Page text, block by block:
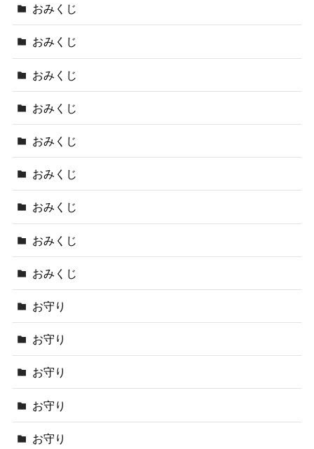
おみくじ
おみくじ
おみくじ
おみくじ
おみくじ
おみくじ
おみくじ
おみくじ
おみくじ
お守り
お守り
お守り
お守り
お守り